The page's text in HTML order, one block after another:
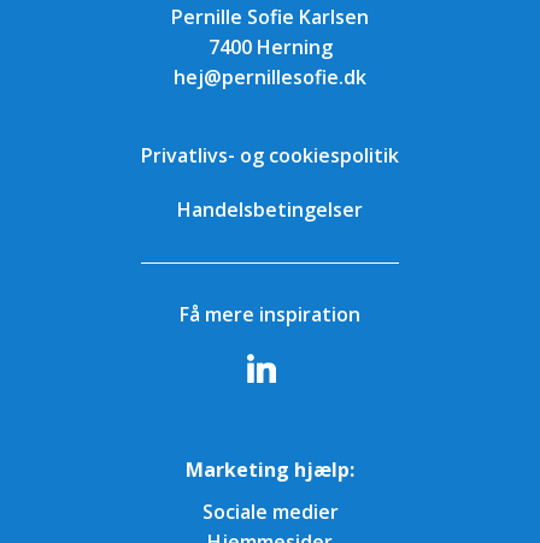
Pernille Sofie Karlsen
7400 Herning
hej@pernillesofie.dk
Privatlivs- og cookiespolitik
Handelsbetingelser
Få mere inspiration
Marketing hjælp:
Sociale medier